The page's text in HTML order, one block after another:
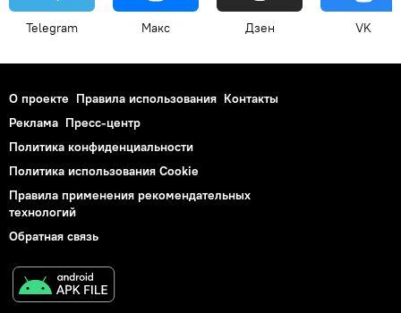
Telegram Макс Дзен VK
О проекте Правила использования Контакты
Реклама Пресс-центр
Политика конфиденциальности
Политика использования Cookie
Правила применения рекомендательных
технологий
Обратная связь